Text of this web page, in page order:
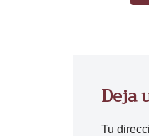
Deja
Tu